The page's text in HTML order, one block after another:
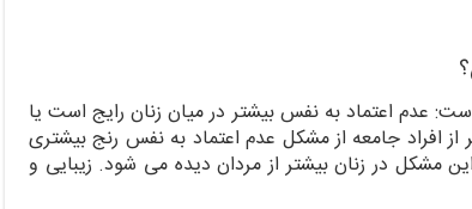
عدم اعتماد به نفس بیشتر در میان زنان رایج است یا
افراد جامعه از مشکل عدم اعتماد به نفس رنج بیشتری
مشکل در زنان بیشتر از مردان دیده می شود. زیبایی و